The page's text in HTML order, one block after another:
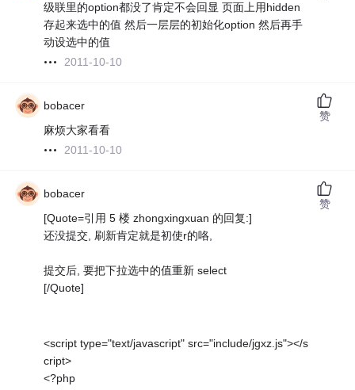
级联里的option都没了肯定不会回显 页面上用hidden
存起来选中的值 然后一层层的初始化option 然后再手
动设选中的值
2011-10-10
bobacer
麻烦大家看看
2011-10-10
赞
bobacer
[Quote=引用 5 楼 zhongxingxuan 的回复:]
还没提交, 刷新肯定就是初使r的咯,
提交后, 要把下拉选中的值重新 select
[/Quote]
<script type="text/javascript" src="include/jgxz.js"></s
cript>
<?php
赞